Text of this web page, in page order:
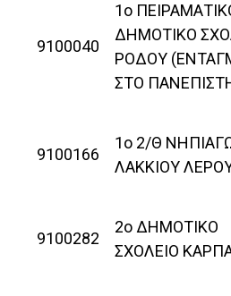
9100040
1ο
ΔΗΜΟΤΙΚΟ
ΡΟΔΟΥ
ΣΤΟ
9100166
1ο 2/Θ
ΛΑΚΚΙΟΥ
9100282
2ο ΔΗΜΟΤΙΚΟ
ΣΧΟΛΕΙΟ